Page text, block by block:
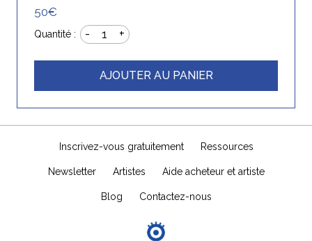
50€
Quantité : - 1 +
AJOUTER AU PANIER
Inscrivez-vous gratuitement Ressources
Newsletter Artistes Aide acheteur et artiste
Blog Contactez-nous